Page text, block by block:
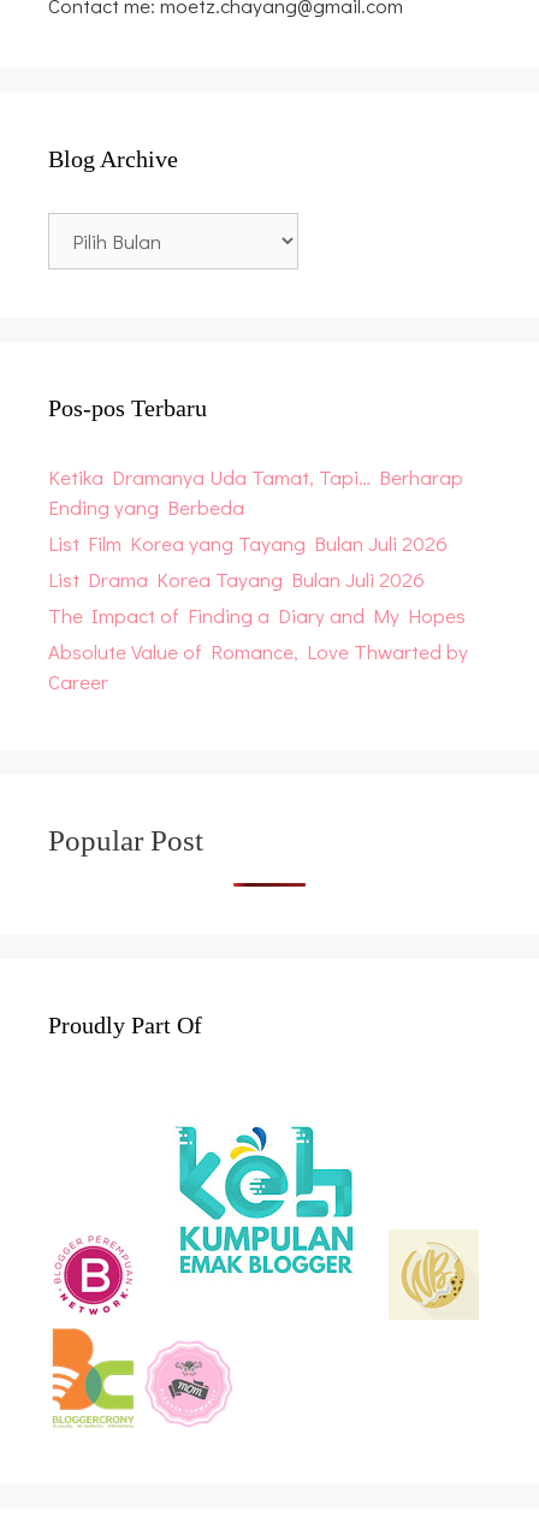
Contact me: moetz.chayang@gmail.com
Blog Archive
Archive
Pos-pos Terbaru
Ketika Dramanya Uda Tamat, Tapi… Berharap
Ending yang Berbeda
List Film Korea yang Tayang Bulan Juli 2026
List Drama Korea Tayang Bulan Juli 2026
The Impact of Finding a Diary and My Hopes
Absolute Value of Romance, Love Thwarted by
Career
Popular Post
Proudly Part Of